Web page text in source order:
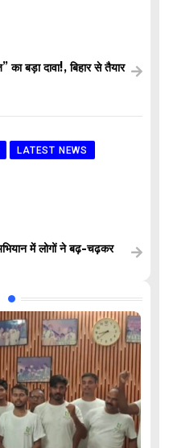
का बड़ा दावा!, बिहार से तैयार
LATEST NEWS
में लोगों ने बढ़-चढ़कर